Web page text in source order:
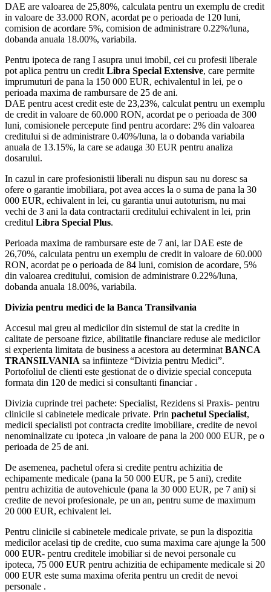
DAE are valoarea de 25,80%, calculata pentru un exemplu de credit
in valoare de 33.000 RON, acordat pe o perioada de 120 luni,
comision de acordare 5%, comision de administrare 0.22%/luna,
dobanda anuala 18.00%, variabila.
Pentru ipoteca de rang I asupra unui imobil, cei cu profesii liberale
pot aplica pentru un credit Libra Special Extensive, care permite
imprumuturi de pana la 150 000 EUR, echivalentul in lei, pe o
perioada maxima de rambursare de 25 de ani.
DAE pentru acest credit este de 23,23%, calculat pentru un exemplu
de credit in valoare de 60.000 RON, acordat pe o perioada de 300
luni, comisionele percepute find pentru acordare: 2% din valoarea
creditului si de administrare 0.40%/luna, la o dobanda variabila
anuala de 13.15%, la care se adauga 30 EUR pentru analiza
dosarului.
In cazul in care profesionistii liberali nu dispun sau nu doresc sa
ofere o garantie imobiliara, pot avea acces la o suma de pana la 30
000 EUR, echivalent in lei, cu garantia unui autoturism, nu mai
vechi de 3 ani la data contractarii creditului echivalent in lei, prin
creditul Libra Special Plus.
Perioada maxima de rambursare este de 7 ani, iar DAE este de
26,70%, calculata pentru un exemplu de credit in valoare de 60.000
RON, acordat pe o perioada de 84 luni, comision de acordare, 5%
din valoarea creditului, comision de administrare 0.22%/luna,
dobanda anuala 18.00%, variabila.
Divizia pentru medici de la Banca Transilvania
Accesul mai greu al medicilor din sistemul de stat la credite in
calitate de persoane fizice, abilitatile financiare reduse ale medicilor
si experienta limitata de business a acestora au determinat BANCA
TRANSILVANIA sa infiinteze “Divizia pentru Medici”.
Portofoliul de clienti este gestionat de o divizie special conceputa
formata din 120 de medici si consultanti financiar .
Divizia cuprinde trei pachete: Specialist, Rezidens si Praxis- pentru
clinicile si cabinetele medicale private. Prin pachetul Specialist,
medicii specialisti pot contracta credite imobiliare, credite de nevoi
nenominalizate cu ipoteca ,in valoare de pana la 200 000 EUR, pe o
perioada de 25 de ani.
De asemenea, pachetul ofera si credite pentru achizitia de
echipamente medicale (pana la 50 000 EUR, pe 5 ani), credite
pentru achizitia de autovehicule (pana la 30 000 EUR, pe 7 ani) si
credite de nevoi profesionale, pe un an, pentru sume de maximum
20 000 EUR, echivalent lei.
Pentru clinicile si cabinetele medicale private, se pun la dispozitia
medicilor acelasi tip de credite, cuo suma maxima care ajunge la 500
000 EUR- pentru creditele imobiliar si de nevoi personale cu
ipoteca, 75 000 EUR pentru achizitia de echipamente medicale si 20
000 EUR este suma maxima oferita pentru un credit de nevoi
personale .